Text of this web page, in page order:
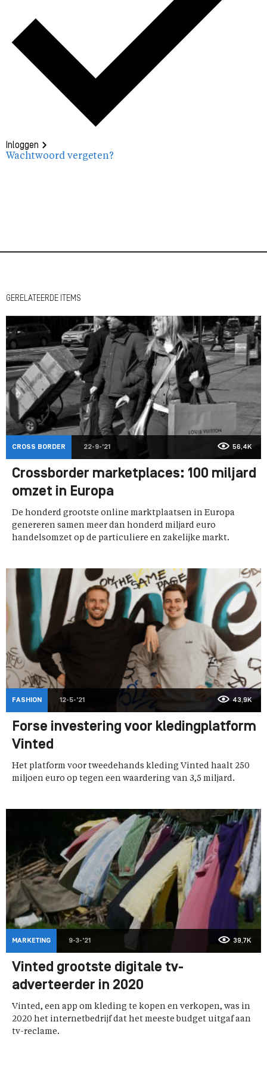
Inloggen
Wachtwoord vergeten?
GERELATEERDE ITEMS
CROSS BORDER 22-9-'21 56,4K
Crossborder marketplaces: 100 miljard
omzet in Europa
De honderd grootste online marktplaatsen in Europa
genereren samen meer dan honderd miljard euro
handelsomzet op de particuliere en zakelijke markt.
FASHION 12-5-'21 43,9K
Forse investering voor kledingplatform
Vinted
Het platform voor tweedehands kleding Vinted haalt 250
miljoen euro op tegen een waardering van 3,5 miljard.
MARKETING 9-3-'21 39,7K
Vinted grootste digitale tv-
adverteerder in 2020
Vinted, een app om kleding te kopen en verkopen, was in
2020 het internetbedrijf dat het meeste budget uitgaf aan
tv-reclame.